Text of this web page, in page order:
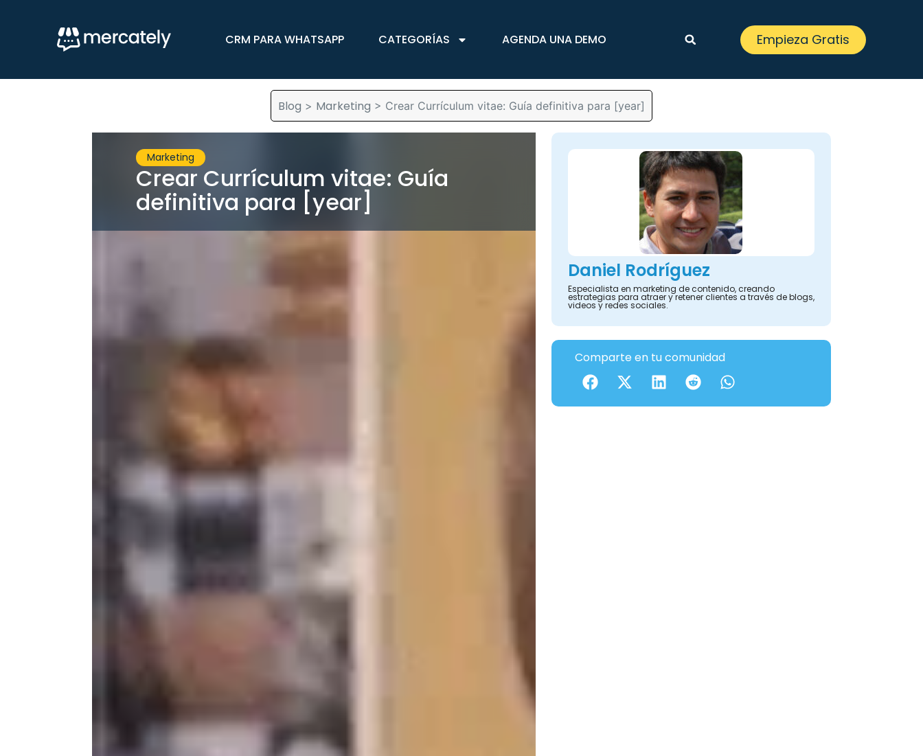
CRM PARA WHATSAPP CATEGORÍAS AGENDA UNA DEMO Empieza Gratis
Blog > Marketing > Crear Currículum vitae: Guía definitiva para [year]
Marketing
Crear Currículum vitae: Guía
definitiva para [year]
Daniel Rodríguez
Especialista en marketing de contenido, creando
estrategias para atraer y retener clientes a través de blogs,
videos y redes sociales.
Comparte en tu comunidad